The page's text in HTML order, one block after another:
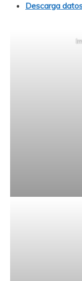
Descarga